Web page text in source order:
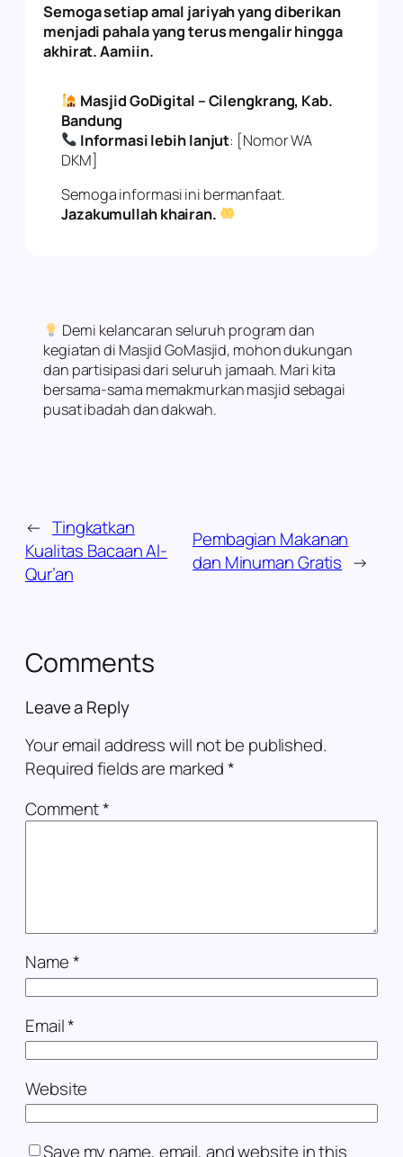
Semoga setiap amal jariyah yang diberikan
menjadi pahala yang terus mengalir hingga
akhirat. Aamiin.
Masjid GoDigital – Cilengkrang, Kab.
Bandung
Informasi lebih lanjut: [Nomor WA
DKM]
Semoga informasi ini bermanfaat.
Jazakumullah khairan.
Demi kelancaran seluruh program dan
kegiatan di Masjid GoMasjid, mohon dukungan
dan partisipasi dari seluruh jamaah. Mari kita
bersama-sama memakmurkan masjid sebagai
pusat ibadah dan dakwah.
← Tingkatkan
Kualitas Bacaan Al-
Qur’an
Pembagian Makanan
dan Minuman Gratis →
Comments
Leave a Reply
Your email address will not be published.
Required fields are marked*
Comment*
Name*
Email*
Website
Save my name, email, and website in this